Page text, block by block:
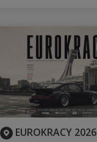
EUROKRACY 2026